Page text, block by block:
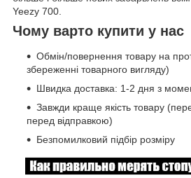
Yeezy 700.
Чому варто купити у нас
Обмін/повернення товару на
збереженні товарного вигляду)
Швидка доставка: 1-2 дня з
Завжди краще якість товару
перед відправкою)
Безпомилковий підбір розміру